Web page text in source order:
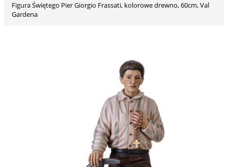
Figura Świętego Pier Giorgio Frassati, kolorowe drewno, 60cm, Val
Gardena